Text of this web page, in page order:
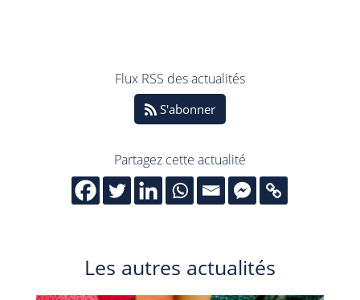
Flux RSS des actualités
S'abonner
Partagez cette actualité
Les autres actualités